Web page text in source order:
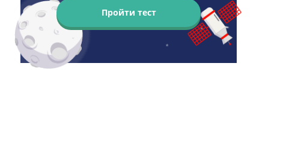
Пройти тест